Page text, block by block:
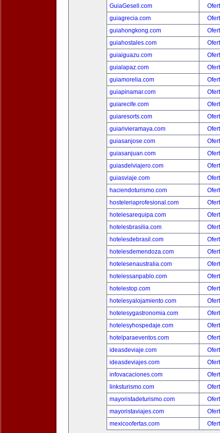
GuiaGesell.com
guiagrecia.com
guiahongkong.com
guiahostales.com
guiaiguazu.com
guialapaz.com
guiamorelia.com
guiapinamar.com
guiarecife.com
guiaresorts.com
guiarivieramaya.com
guiasanjose.com
guiasanjuan.com
guiasdelviajero.com
guiasviaje.com
haciendoturismo.com
hosteleriaprofesional.com
hotelesarequipa.com
hotelesbrasilia.com
hotelesdebrasil.com
hotelesdemendoza.com
hotelesenaustralia.com
hotelessanpablo.com
hotelestop.com
hotelesyalojamiento.com
hotelesygastronomia.com
hotelesyhospedaje.com
hotelparaeventos.com
ideasdeviaje.com
ideasdeviajes.com
infovacaciones.com
linksturismo.com
mayoristadeturismo.com
mayoristaviajes.com
mexicoofertas.com